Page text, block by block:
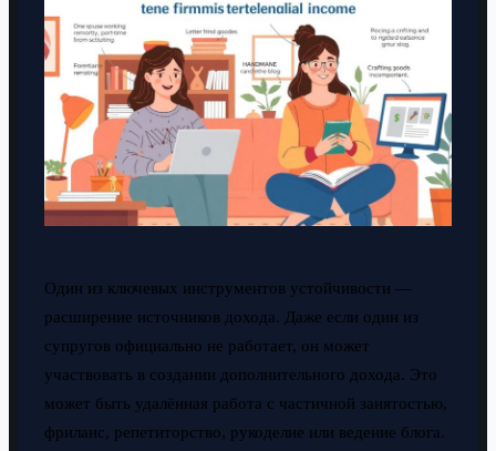
Один из ключевых инструментов устойчивости —
расширение источников дохода. Даже если один из
супругов официально не работает, он может
участвовать в создании дополнительного дохода. Это
может быть удалённая работа с частичной занятостью,
фриланс, репетиторство, рукоделие или ведение блога.